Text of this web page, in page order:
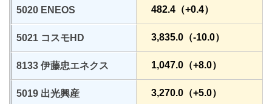
5020 ENEOS 482.4（+0.4）
5021 コスモHD 3,835.0（-10.0）
8133 伊藤忠エネクス 1,047.0（+8.0）
5019 出光興産 3,270.0（+5.0）